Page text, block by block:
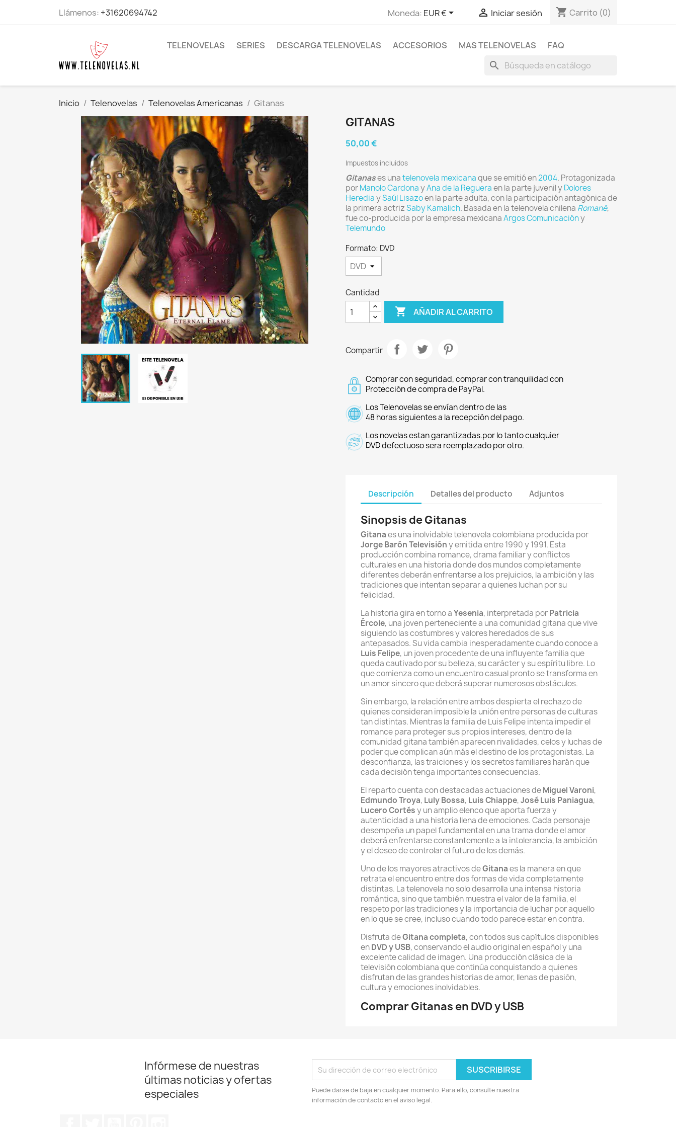
Llámenos: +31620694742 Moneda: EUR €  Iniciar sesión shopping_cart Carrito (0)
TELENOVELAS SERIES DESCARGA TELENOVELAS ACCESORIOS MAS TELENOVELAS FAQ
search
Inicio Telenovelas Telenovelas Americanas Gitanas
GITANAS
50,00 €
Impuestos incluidos
Gitanases unatelenovela mexicanaque se emitió en2004. Protagonizada
porManolo CardonayAna de la Regueraen la parte juvenil yDolores
HerediaySaúl Lisazoen la parte adulta, con la participación antagónica de
la primera actrizSaby Kamalich. Basada en la telenovela chilena Romané,
fue co-producida por la empresa mexicanaArgos Comunicacióny
Telemundo
Formato: DVD
Cantidad
 AÑADIR AL CARRITO
Compartir
Comprar con seguridad, comprar con tranquilidad con
Protección de compra de PayPal.
Los Telenovelas se envían dentro de las
48 horas siguientes a la recepción del pago.
Los novelas estan garantizadas.por lo tanto cualquier
DVD defectuoso sera reemplazado por otro.
Descripción Detalles del producto Adjuntos
Sinopsis de Gitanas
Gitanaes una inolvidable telenovela colombiana producida por
Jorge Barón Televisióny emitida entre 1990 y 1991. Esta
producción combina romance, drama familiar y conflictos
culturales en una historia donde dos mundos completamente
diferentes deberán enfrentarse a los prejuicios, la ambición y las
tradiciones que intentan separar a quienes luchan por su
felicidad.
La historia gira en torno aYesenia, interpretada porPatricia
Ércole, una joven perteneciente a una comunidad gitana que vive
siguiendo las costumbres y valores heredados de sus
antepasados. Su vida cambia inesperadamente cuando conoce a
Luis Felipe, un joven procedente de una influyente familia que
queda cautivado por su belleza, su carácter y su espíritu libre. Lo
que comienza como un encuentro casual pronto se transforma en
un amor sincero que deberá superar numerosos obstáculos.
Sin embargo, la relación entre ambos despierta el rechazo de
quienes consideran imposible la unión entre personas de culturas
tan distintas. Mientras la familia de Luis Felipe intenta impedir el
romance para proteger sus propios intereses, dentro de la
comunidad gitana también aparecen rivalidades, celos y luchas de
poder que complican aún más el destino de los protagonistas. La
desconfianza, las traiciones y los secretos familiares harán que
cada decisión tenga importantes consecuencias.
El reparto cuenta con destacadas actuaciones deMiguel Varoni,
Edmundo Troya, Luly Bossa, Luis Chiappe,José Luis Paniagua,
Lucero Cortésy un amplio elenco que aporta fuerza y
autenticidad a una historia llena de emociones. Cada personaje
desempeña un papel fundamental en una trama donde el amor
deberá enfrentarse constantemente a la intolerancia, la ambición
y el deseo de controlar el futuro de los demás.
Uno de los mayores atractivos deGitanaes la manera en que
retrata el encuentro entre dos formas de vida completamente
distintas. La telenovela no solo desarrolla una intensa historia
romántica, sino que también muestra el valor de la familia, el
respeto por las tradiciones y la importancia de luchar por aquello
en lo que se cree, incluso cuando todo parece estar en contra.
Disfruta deGitana completa, con todos sus capítulos disponibles
enDVD y USB, conservando el audio original en español y una
excelente calidad de imagen. Una producción clásica de la
televisión colombiana que continúa conquistando a quienes
disfrutan de las grandes historias de amor, llenas de pasión,
cultura y emociones inolvidables.
Comprar Gitanas en DVD y USB
Infórmese de nuestras
últimas noticias y ofertas
especiales
Puede darse de baja en cualquier momento. Para ello, consulte nuestra
información de contacto en el aviso legal.